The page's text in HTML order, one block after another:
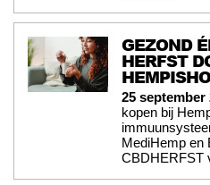
GEZOND
HERFST
25 september
kopen bij
MediHemp en
CBDHERFST